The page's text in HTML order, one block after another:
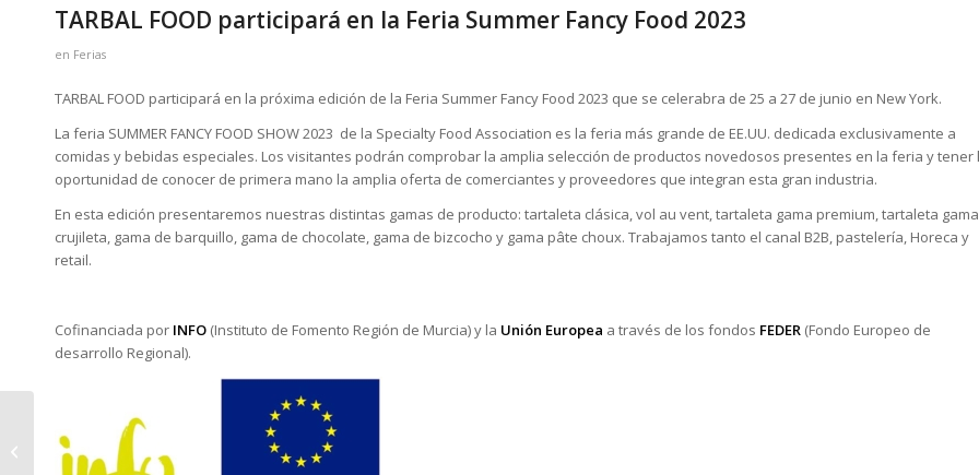
TARBAL FOOD participará en la Feria Summer Fancy Food 2023
en Ferias
TARBAL FOOD participará en la próxima edición de la Feria Summer Fancy Food 2023 que se celerabra de 25 a 27 de junio en New York.
La feria SUMMER FANCY FOOD SHOW 2023 de la Specialty Food Association es la feria más grande de EE.UU. dedicada exclusivamente a
comidas y bebidas especiales. Los visitantes podrán comprobar la amplia selección de productos novedosos presentes en la feria y tener
oportunidad de conocer de primera mano la amplia oferta de comerciantes y proveedores que integran esta gran industria.
En esta edición presentaremos nuestras distintas gamas de producto: tartaleta clásica, vol au vent, tartaleta gama premium, tartaleta gama
crujileta, gama de barquillo, gama de chocolate, gama de bizcocho y gama pâte choux. Trabajamos tanto el canal B2B, pastelería, Horeca y
retail.
Cofinanciada por INFO (Instituto de Fomento Región de Murcia) y la Unión Europea a través de los fondos FEDER (Fondo Europeo de
desarrollo Regional).
TARBAL FOOD
participará en la Feria
Summer Fancy Food